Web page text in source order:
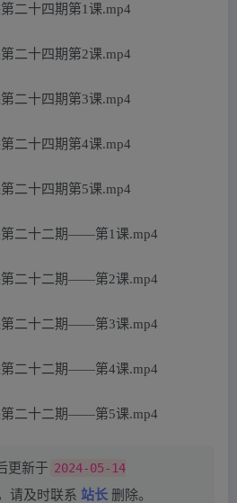
二十四期第1课.mp4
二十四期第2课.mp4
二十四期第3课.mp4
二十四期第4课.mp4
二十四期第5课.mp4
第二十二期——第1课.mp4
第二十二期——第2课.mp4
第二十二期——第3课.mp4
第二十二期——第4课.mp4
第二十二期——第5课.mp4
更新于 2024-05-14
请及时联系 站长 删除。